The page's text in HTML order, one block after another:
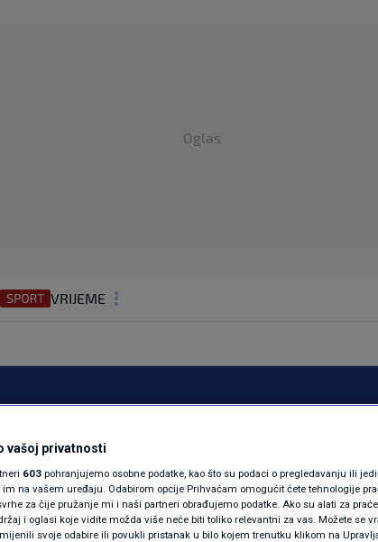
Oglas
VRIJEME
REGIJA
MAGAZIN
KOLUMNE
N1(DIS)INFO
da je Hrvatska
veliku priliku: "Ti
stranim
vašoj privatnosti
603 pohranjujemo osobne podatke, kao što su podaci o pregledavanju ili
na vašem uređaju. Odabirom opcije Prihvaćam omogućit ćete tehnologije
za čije pružanje mi i naši partneri obrađujemo podatke. Ako su alati za
i oglasi koje vidite možda više neće biti toliko relevantni za vas. Možete se
svoje odabire ili povukli pristanak u bilo kojem trenutku klikom na